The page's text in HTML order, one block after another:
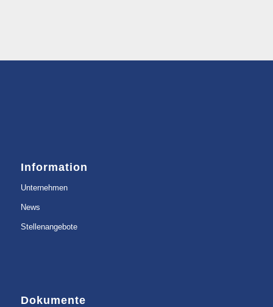
Information
Unternehmen
News
Stellenangebote
Dokumente